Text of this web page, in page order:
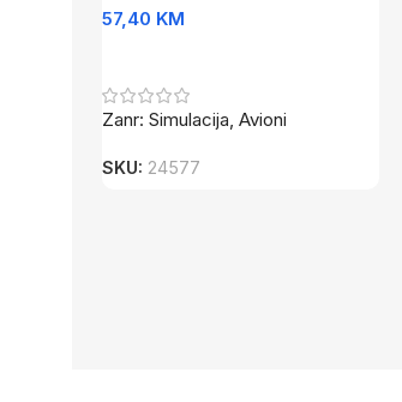
57,40 KM
Zanr: Simulacija, Avioni
SKU: 24577